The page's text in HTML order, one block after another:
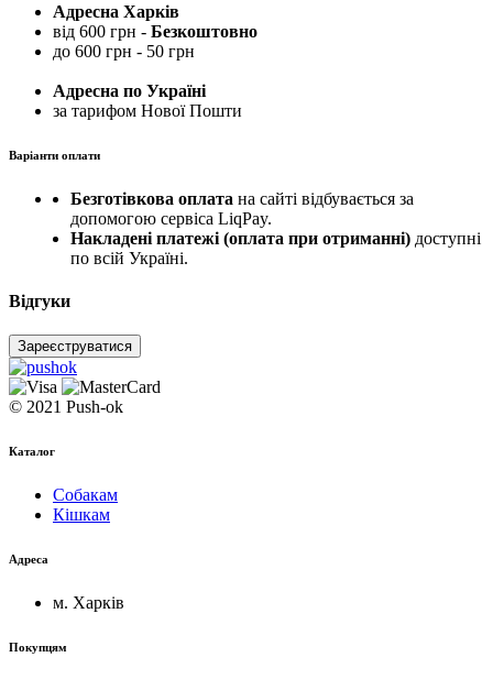
Адресна Харків
від 600 грн - Безкоштовно
до 600 грн - 50 грн
Адресна по Україні
за тарифом Нової Пошти
Варіанти оплати
Безготівкова оплата на сайті відбувається за
допомогою сервіса LiqPay.
Накладені платежі (оплата при отриманні) доступні
по всій Україні.
Відгуки
Зареєструватися
© 2021 Push-ok
Каталог
Собакам
Кішкам
Адреса
м. Харків
Покупцям